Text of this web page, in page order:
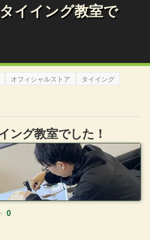
イイング教室で
オフィシャルストア タイイング
ング教室でした！
:0